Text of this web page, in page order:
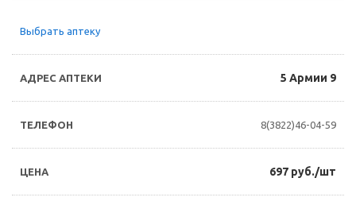
Выбрать аптеку
5 Армии 9
8(3822)46-04-59
697 руб./шт